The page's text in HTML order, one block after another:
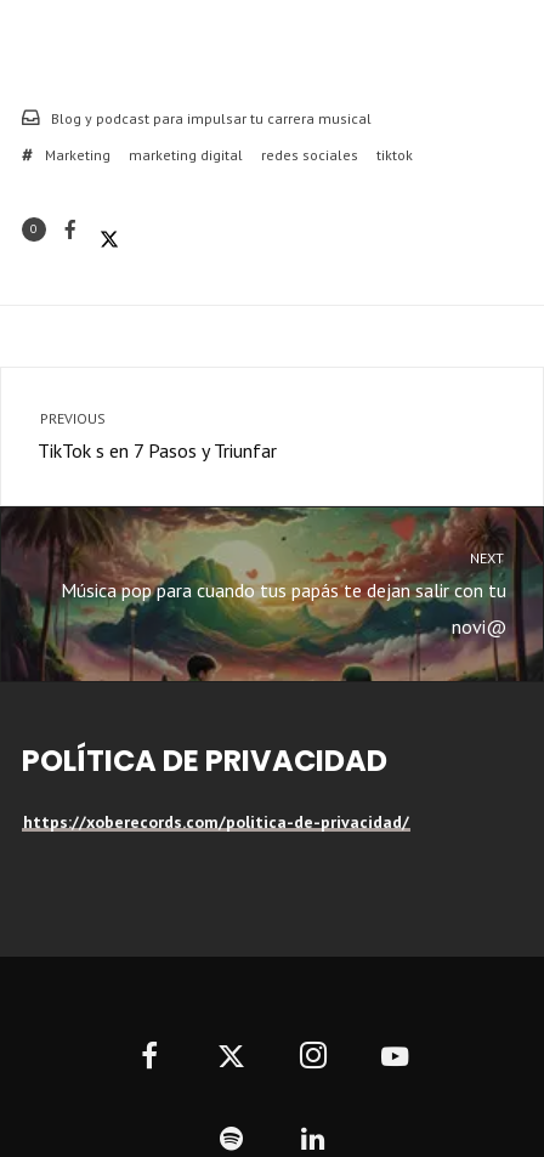
Blog y podcast para impulsar tu carrera musical
Marketing
marketing digital redes sociales tiktok
0
PREVIOUS
TikTok s en 7 Pasos y Triunfar
NEXT
Música pop para cuando tus papás te dejan salir con tu
novi@
POLÍTICA DE PRIVACIDAD
https://xoberecords.com/politica-de-privacidad/